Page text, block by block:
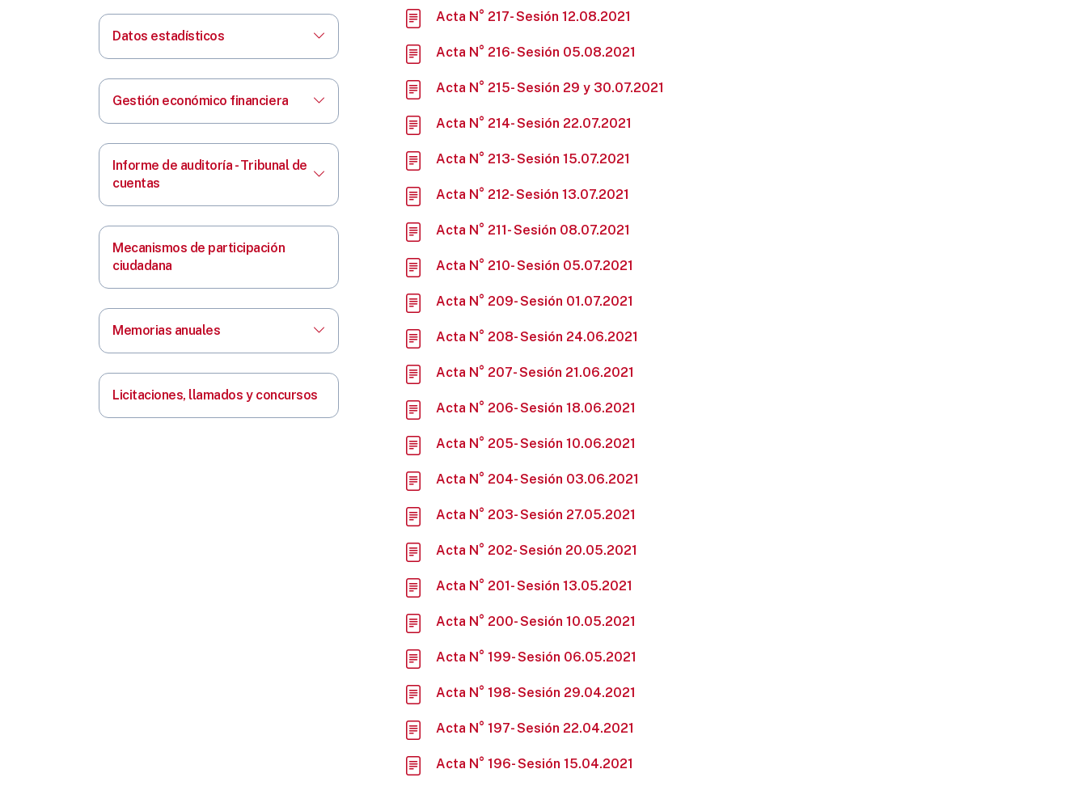
Datos estadísticos
Gestión económico financiera
Informe de auditoría - Tribunal de
cuentas
Mecanismos de participación
ciudadana
Memorias anuales
Licitaciones, llamados y concursos
Acta N° 217- Sesión 12.08.2021
Acta N° 216- Sesión 05.08.2021
Acta N° 215- Sesión 29 y 30.07.2021
Acta N° 214- Sesión 22.07.2021
Acta N° 213- Sesión 15.07.2021
Acta N° 212- Sesión 13.07.2021
Acta N° 211- Sesión 08.07.2021
Acta N° 210- Sesión 05.07.2021
Acta N° 209- Sesión 01.07.2021
Acta N° 208- Sesión 24.06.2021
Acta N° 207- Sesión 21.06.2021
Acta N° 206- Sesión 18.06.2021
Acta N° 205- Sesión 10.06.2021
Acta N° 204- Sesión 03.06.2021
Acta N° 203- Sesión 27.05.2021
Acta N° 202- Sesión 20.05.2021
Acta N° 201- Sesión 13.05.2021
Acta N° 200- Sesión 10.05.2021
Acta N° 199- Sesión 06.05.2021
Acta N° 198- Sesión 29.04.2021
Acta N° 197- Sesión 22.04.2021
Acta N° 196- Sesión 15.04.2021